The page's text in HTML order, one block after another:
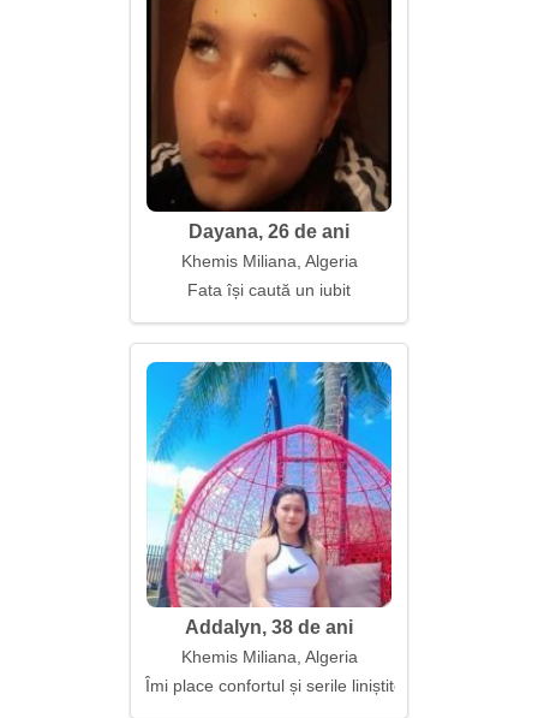
Dayana, 26 de ani
Khemis Miliana, Algeria
Fata își caută un iubit
Addalyn, 38 de ani
Khemis Miliana, Algeria
Îmi place confortul și serile liniștite petrecute